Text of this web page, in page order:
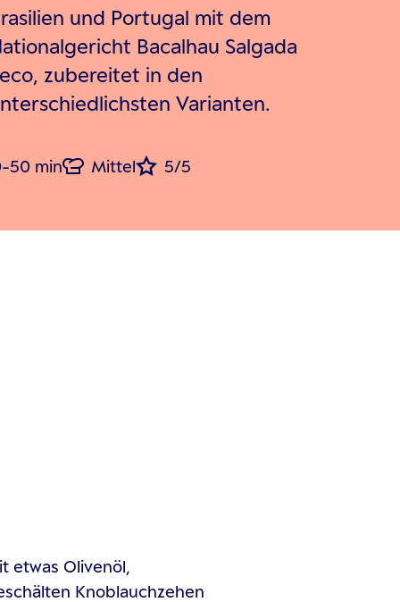
und Portugal mit dem
Bacalhau Salgada
zubereitet in den
Varianten.
50 min Mittel 5/5
etwas Olivenöl,
Knoblauchzehen